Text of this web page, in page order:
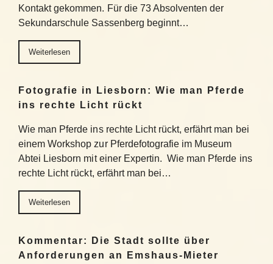
Kontakt gekommen. Für die 73 Absolventen der
Sekundarschule Sassenberg beginnt…
Weiterlesen
Fotografie in Liesborn: Wie man Pferde
ins rechte Licht rückt
Wie man Pferde ins rechte Licht rückt, erfährt man bei
einem Workshop zur Pferdefotografie im Museum
Abtei Liesborn mit einer Expertin. Wie man Pferde ins
rechte Licht rückt, erfährt man bei…
Weiterlesen
Kommentar: Die Stadt sollte über
Anforderungen an Emshaus-Mieter